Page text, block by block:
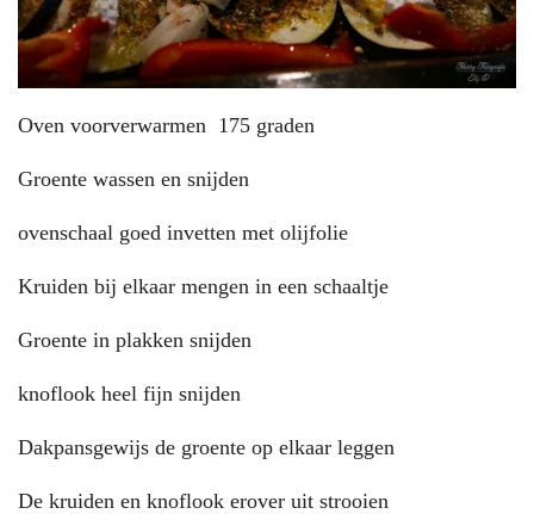
Oven voorverwarmen 175 graden
Groente wassen en snijden
ovenschaal goed invetten met olijfolie
Kruiden bij elkaar mengen in een schaaltje
Groente in plakken snijden
knoflook heel fijn snijden
Dakpansgewijs de groente op elkaar leggen
De kruiden en knoflook erover uit strooien